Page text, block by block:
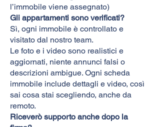
l’immobile viene assegnato)
Gli appartamenti sono verificati?
Sì, ogni immobile è controllato e
visitato dal nostro team.
Le foto e i video sono realistici e
aggiornati, niente annunci falsi o
descrizioni ambigue. Ogni scheda
immobile include dettagli e video, così
sai cosa stai scegliendo, anche da
remoto.
Riceverò supporto anche dopo la